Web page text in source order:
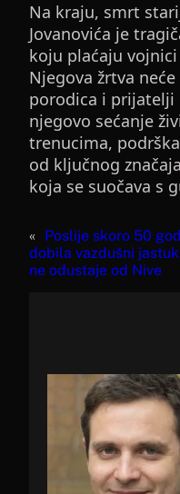
Na kraju, smrt
Jovanovića je
koju plaćaju
Njegova žrtva
porodica i prijatelji
njegovo sećanje
trenucima,
od ključnog
koja se suočava s
« Poslije skoro 50
dobila vazdušni
ne odustaje od Nive